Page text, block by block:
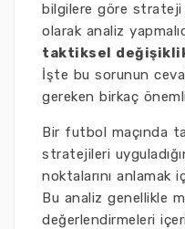
bilgilere göre
olarak analiz
taktiksel
İşte bu sorunun
gereken birkaç
Bir futbol maçında
stratejileri
noktalarını anlamak
Bu analiz genellikle
değerlendirmeleri